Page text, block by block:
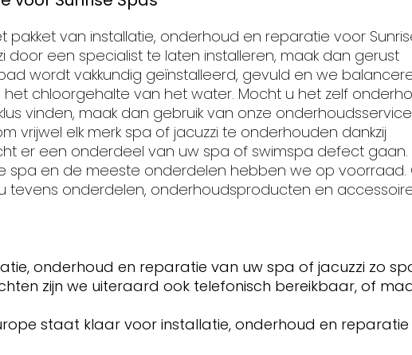
van installatie, onderhoud en reparatie voor
door een specialist te laten installeren, maak dan gerust
wordt vakkundig geïnstalleerd, gevuld en we
chloorgehalte van het water. Mocht u het zelf
vinden, maak dan gebruik van onze
vrijwel elk merk spa of jacuzzi te onderhouden dankzij
er een onderdeel van uw spa of swimspa defect gaan.
spa en de meeste onderdelen hebben we op voorraad.
tevens onderdelen, onderhoudsproducten en
onderhoud en reparatie van uw spa of jacuzzi zo
zijn we uiteraard ook telefonisch bereikbaar, of
staat klaar voor installatie, onderhoud en